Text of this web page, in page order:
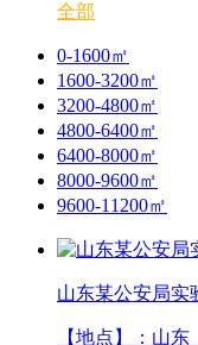
全部
0-1600㎡
1600-3200㎡
3200-4800㎡
4800-6400㎡
6400-8000㎡
8000-9600㎡
9600-11200㎡
山东某公安局实
【地点】：山东